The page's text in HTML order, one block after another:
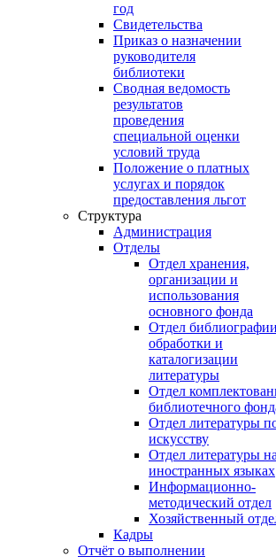
год
Свидетельства
Приказ о назначении
руководителя
библиотеки
Сводная ведомость
результатов
проведения
специальной оценки
условий труда
Положение о платных
услугах и порядок
предоставления льгот
Структура
Администрация
Отделы
Отдел хранения,
организации и
использования
основного фонда
Отдел
обработки и
каталогизации
литературы
Отдел
библиотечного
Отдел литературы
искусству
Отдел литературы на
иностранных языках
Информационно-
методический отдел
Хозяйственный
Кадры
Отчёт о выполнении